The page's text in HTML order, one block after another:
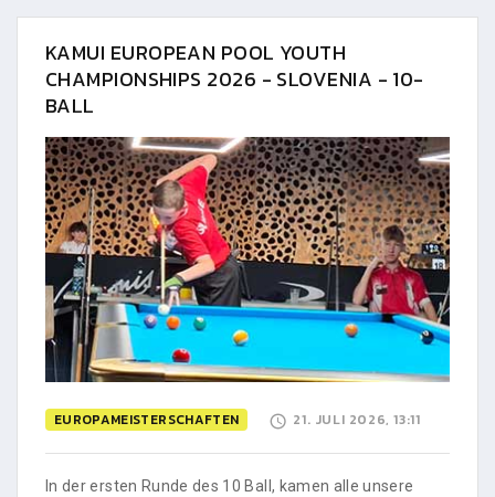
KAMUI EUROPEAN POOL YOUTH
CHAMPIONSHIPS 2026 - SLOVENIA - 10-
BALL
EUROPAMEISTERSCHAFTEN 21. JULI 2026, 13:11
In der ersten Runde des 10 Ball, kamen alle unsere